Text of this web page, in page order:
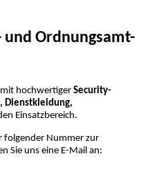
und Ordnungsamt-
mit hochwertiger Security-
Dienstkleidung,
Einsatzbereich.
folgender Nummer zur
Sie uns eine E-Mail an: